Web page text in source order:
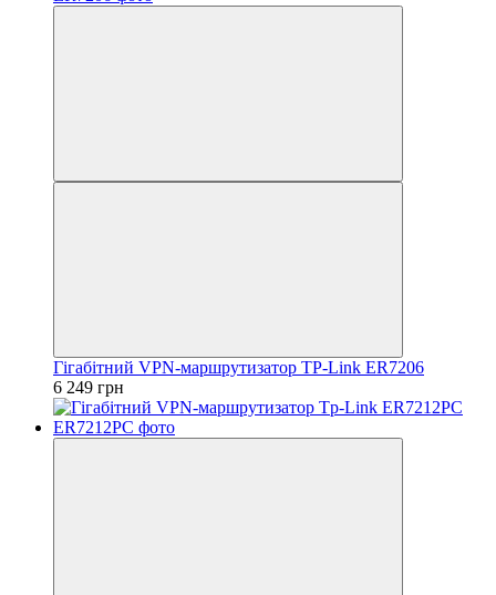
Гiгабiтний VРN-маршрутизатор TP-Link ER7206
6 249 грн